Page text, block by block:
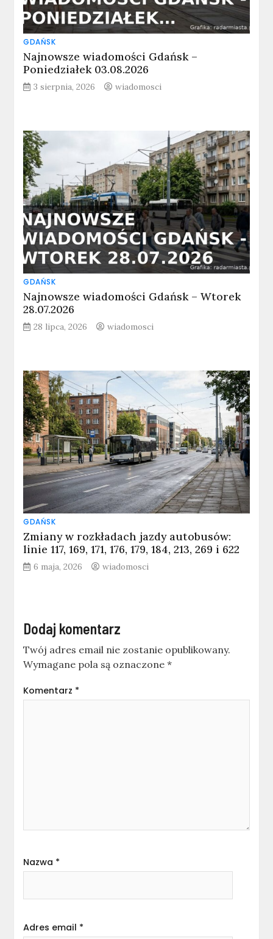
GDAŃSK
Najnowsze wiadomości Gdańsk –
Poniedziałek 03.08.2026
3 sierpnia, 2026 wiadomosci
GDAŃSK
Najnowsze wiadomości Gdańsk – Wtorek
28.07.2026
28 lipca, 2026 wiadomosci
GDAŃSK
Zmiany w rozkładach jazdy autobusów:
linie 117, 169, 171, 176, 179, 184, 213, 269 i 622
6 maja, 2026 wiadomosci
Dodaj komentarz
Twój adres email nie zostanie opublikowany.
Wymagane pola są oznaczone*
Komentarz *
Nazwa *
Adres email *